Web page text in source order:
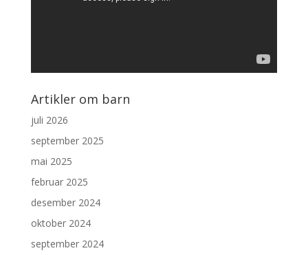
Artikler om barn
juli 2026
september 2025
mai 2025
februar 2025
desember 2024
oktober 2024
september 2024